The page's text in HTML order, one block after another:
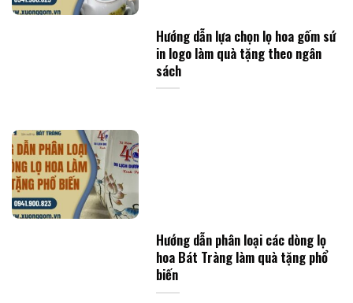
Hướng dẫn lựa chọn lọ hoa gốm sứ
in logo làm quà tặng theo ngân
sách
Hướng dẫn phân loại các dòng lọ
hoa Bát Tràng làm quà tặng phổ
biến